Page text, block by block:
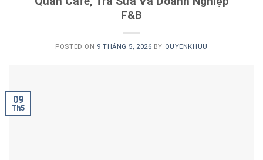
F&B
POSTED ON 9 THÁNG 5, 2026 BY QUYENKHUU
09
Th5